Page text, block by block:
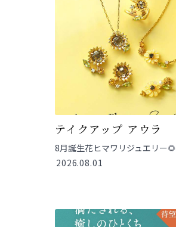
テイクアップ アウラ
8月誕生花ヒマワリジュエリー🌻
2026.08.01